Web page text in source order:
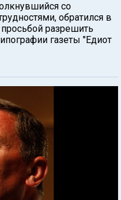
со
обратился в
разрешить
газеты "Едиот